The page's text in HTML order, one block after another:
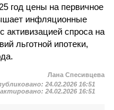
год цены на первичное
инфляционные
активизацией спроса на
льготной ипотеки,
Лана Спесивцева
24.02.2026 16:51
24.02.2026 16:51